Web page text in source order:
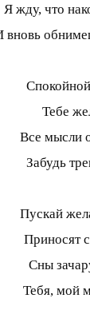
Я жду, что
вновь
Тебе
Все мысли
Забудь
Пускай
Приносят
Сны
Тебя, мой